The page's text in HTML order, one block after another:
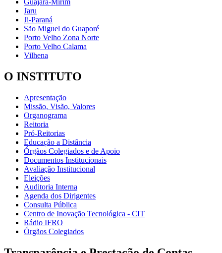
Jaru
Ji-Paraná
São Miguel do Guaporé
Porto Velho Zona Norte
Porto Velho Calama
Vilhena
O INSTITUTO
Apresentação
Missão, Visão, Valores
Organograma
Reitoria
Pró-Reitorias
Educação a Distância
Órgãos Colegiados e de Apoio
Documentos Institucionais
Avaliação Institucional
Eleições
Auditoria Interna
Agenda dos Dirigentes
Consulta Pública
Centro de Inovação Tecnológica - CIT
Rádio IFRO
Órgãos Colegiados